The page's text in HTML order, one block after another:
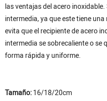
las ventajas del acero
intermedia, ya que este tiene
evita que el recipiente de acero
intermedia se sobrecaliente o se
forma rápida y uniforme.
Tamaño:16/18/20cm